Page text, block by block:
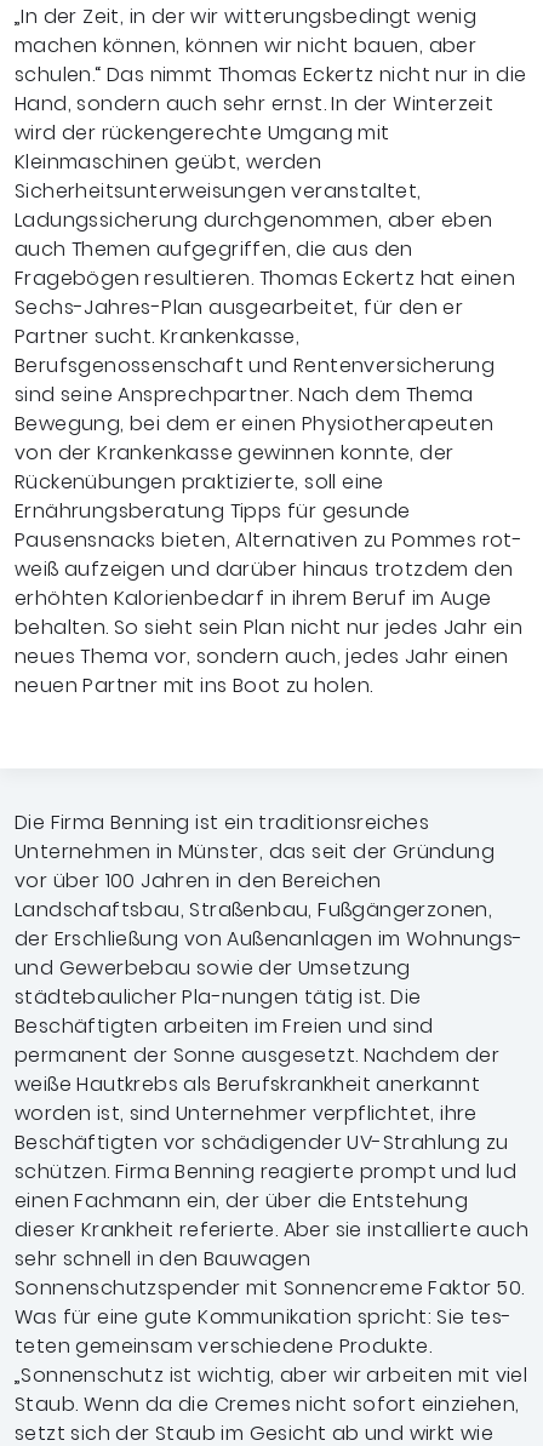
„In der Zeit, in der wir witterungsbedingt wenig
machen können, können wir nicht bauen, aber
schulen.“ Das nimmt Thomas Eckertz nicht nur in die
Hand, sondern auch sehr ernst. In der Winterzeit
wird der rückengerechte Umgang mit
Kleinmaschinen geübt, werden
Sicherheitsunterweisungen veranstaltet,
Ladungssicherung durchgenommen, aber eben
auch Themen aufgegriffen, die aus den
Fragebögen resultieren. Thomas Eckertz hat einen
Sechs-Jahres-Plan ausgearbeitet, für den er
Partner sucht. Krankenkasse,
Berufsgenossenschaft und Rentenversicherung
sind seine Ansprechpartner. Nach dem Thema
Bewegung, bei dem er einen Physiotherapeuten
von der Krankenkasse gewinnen konnte, der
Rückenübungen praktizierte, soll eine
Ernährungsberatung Tipps für gesunde
Pausensnacks bieten, Alternativen zu Pommes rot-
weiß aufzeigen und darüber hinaus trotzdem den
erhöhten Kalorienbedarf in ihrem Beruf im Auge
behalten. So sieht sein Plan nicht nur jedes Jahr ein
neues Thema vor, sondern auch, jedes Jahr einen
neuen Partner mit ins Boot zu holen.
Die Firma Benning ist ein traditionsreiches
Unternehmen in Münster, das seit der Gründung
vor über 100 Jahren in den Bereichen
Landschaftsbau, Straßenbau, Fußgängerzonen,
der Erschließung von Außenanlagen im Wohnungs-
und Gewerbebau sowie der Umsetzung
städtebaulicher Pla-nungen tätig ist. Die
Beschäftigten arbeiten im Freien und sind
permanent der Sonne ausgesetzt. Nachdem der
weiße Hautkrebs als Berufskrankheit anerkannt
worden ist, sind Unternehmer verpflichtet, ihre
Beschäftigten vor schädigender UV-Strahlung zu
schützen. Firma Benning reagierte prompt und lud
einen Fachmann ein, der über die Entstehung
dieser Krankheit referierte. Aber sie installierte auch
sehr schnell in den Bauwagen
Sonnenschutzspender mit Sonnencreme Faktor 50.
Was für eine gute Kommunikation spricht: Sie tes-
teten gemeinsam verschiedene Produkte.
„Sonnenschutz ist wichtig, aber wir arbeiten mit viel
Staub. Wenn da die Cremes nicht sofort einziehen,
setzt sich der Staub im Gesicht ab und wirkt wie